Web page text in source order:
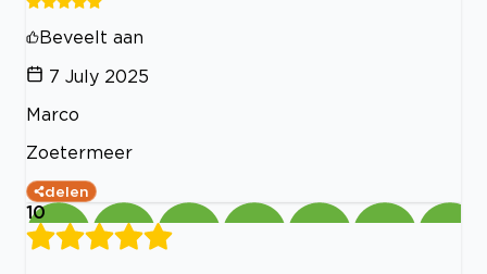
Beveelt aan
7 July 2025
Marco
Zoetermeer
delen
10